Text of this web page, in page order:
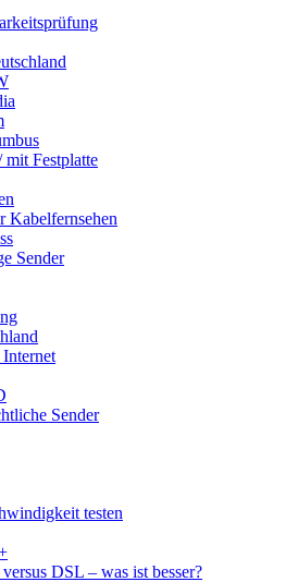
Festplatte
Kabelfernsehen
Sender
Sender
testen
DSL – was ist besser?